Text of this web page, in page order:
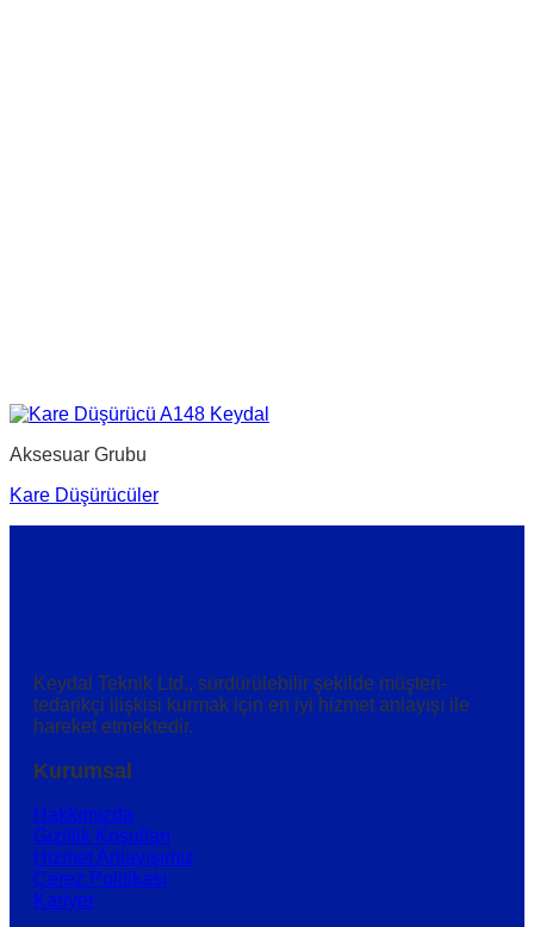
Aksesuar Grubu
Kare Düşürücüler
Keydal Teknik Ltd., sürdürülebilir şekilde müşteri-
tedarikçi ilişkisi kurmak için en iyi hizmet anlayışı ile
hareket etmektedir.
Kurumsal
Hakkımızda
Gizlilik Koşulları
Hizmet Anlayışımız
Çerez Politikası
Kariyer